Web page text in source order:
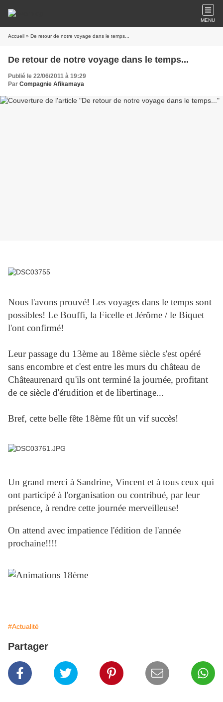
MENU
Accueil » De retour de notre voyage dans le temps...
De retour de notre voyage dans le temps...
Publié le 22/06/2011 à 19:29
Par Compagnie Afikamaya
Nous l'avons prouvé! Les voyages dans le temps sont
possibles! Le Bouffi, la Ficelle et Jérôme / le Biquet
l'ont confirmé!
Leur passage du 13ème au 18ème siècle s'est opéré
sans encombre et c'est entre les murs du château de
Châteaurenard qu'ils ont terminé la journée, profitant
de ce siècle d'érudition et de libertinage...
Bref, cette belle fête 18ème fût un vif succès!
Un grand merci à Sandrine, Vincent et à tous ceux qui
ont participé à l'organisation ou contribué, par leur
présence, à rendre cette journée merveilleuse!
On attend avec impatience l'édition de l'année
prochaine!!!!
#Actualité
Partager